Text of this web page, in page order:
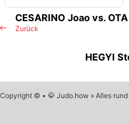
Zurück
CESARINO Joao vs.
HEGYI
Copyright © • 🥋 Judo.how » Alles rund